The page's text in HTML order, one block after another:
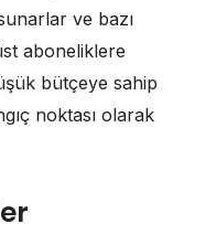
ve bazı
aboneliklere
bütçeye sahip
noktası olarak